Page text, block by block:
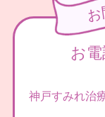
お
お
神戸すみれ治